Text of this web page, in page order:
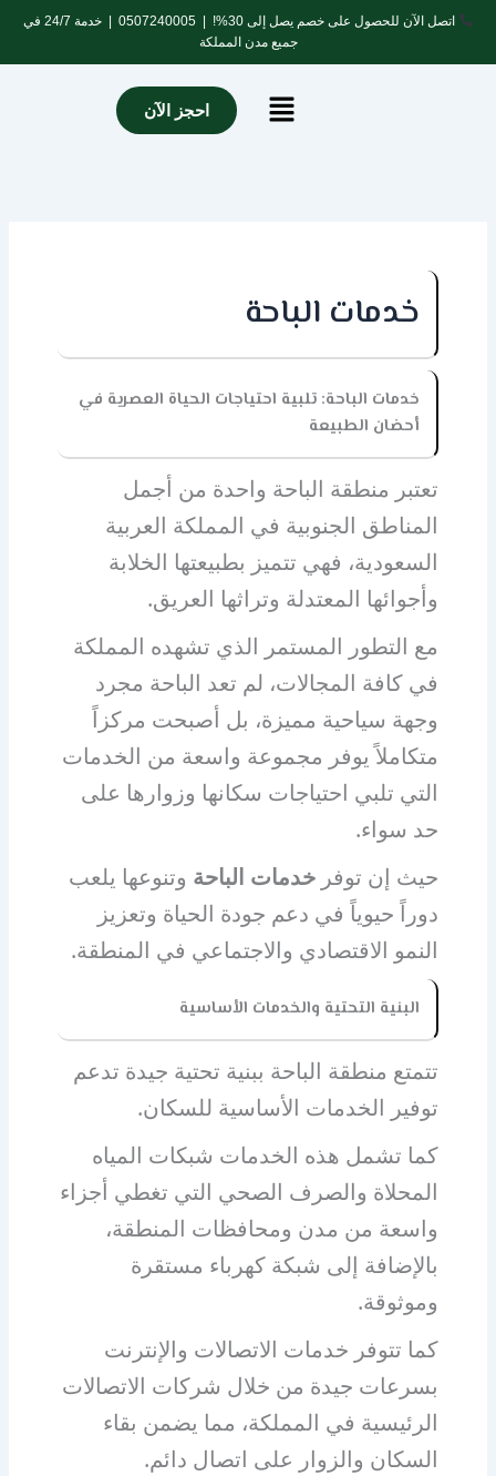
تخطي
المحتوى
اتصل الآن للحصول على خصم يصل إلى 30%! | 0507240005
| خدمة 24/7 في
جميع مدن المملكة
Menu احجز الآن
خدمات الباحة
خدمات الباحة: تلبية احتياجات الحياة العصرية في
أحضان الطبيعة
تعتبر منطقة الباحة واحدة من أجمل
المناطق الجنوبية في المملكة العربية
السعودية، فهي تتميز بطبيعتها الخلابة
وأجوائها المعتدلة وتراثها العريق.
مع التطور المستمر الذي تشهده المملكة
في كافة المجالات، لم تعد الباحة مجرد
وجهة سياحية مميزة، بل أصبحت مركزاً
متكاملاً يوفر مجموعة واسعة من الخدمات
التي تلبي احتياجات سكانها وزوارها على
حد سواء.
حيث إن توفر خدمات الباحة وتنوعها يلعب
دوراً حيوياً في دعم جودة الحياة وتعزيز
النمو الاقتصادي والاجتماعي في المنطقة.
البنية التحتية والخدمات الأساسية
تتمتع منطقة الباحة ببنية تحتية جيدة تدعم
توفير الخدمات الأساسية للسكان.
كما تشمل هذه الخدمات شبكات المياه
المحلاة والصرف الصحي التي تغطي أجزاء
واسعة من مدن ومحافظات المنطقة،
بالإضافة إلى شبكة كهرباء مستقرة
وموثوقة.
كما تتوفر خدمات الاتصالات والإنترنت
بسرعات جيدة من خلال شركات الاتصالات
الرئيسية في المملكة، مما يضمن بقاء
السكان والزوار على اتصال دائم.